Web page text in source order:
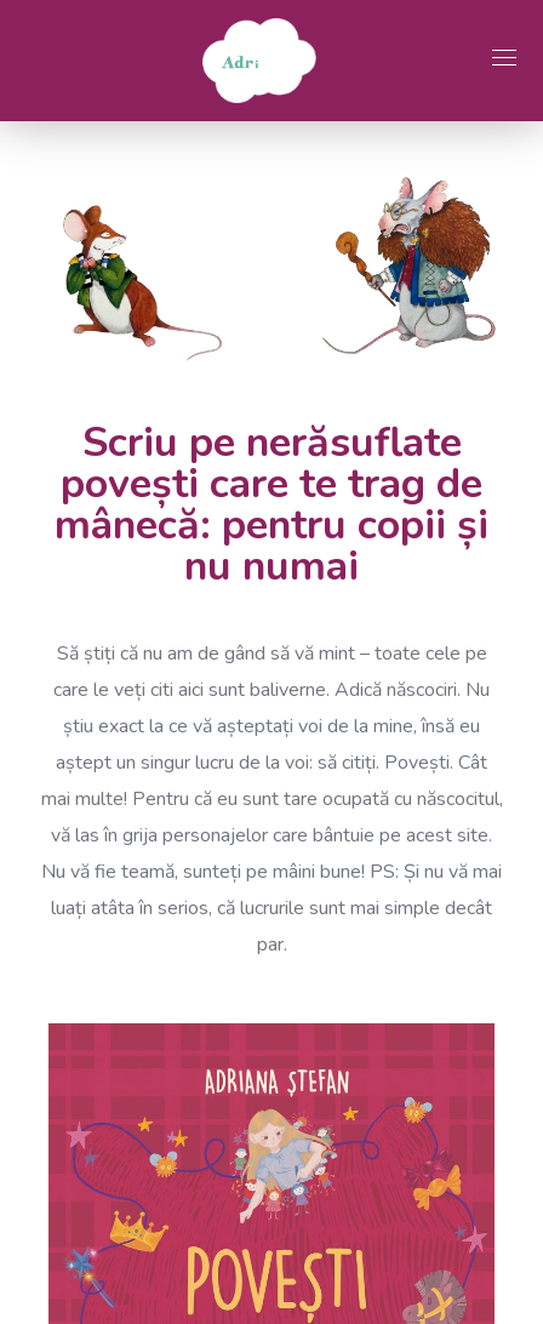
Scriu pe nerăsuflate
povești care te trag de
mânecă: pentru copii și
nu numai
Să știți că nu am de gând să vă mint – toate cele pe
care le veți citi aici sunt baliverne. Adică născociri. Nu
știu exact la ce vă așteptați voi de la mine, însă eu
aștept un singur lucru de la voi: să citiți. Povești. Cât
mai multe! Pentru că eu sunt tare ocupată cu născocitul,
vă las în grija personajelor care bântuie pe acest site.
Nu vă fie teamă, sunteți pe mâini bune! PS: Și nu vă mai
luați atâta în serios, că lucrurile sunt mai simple decât
par.